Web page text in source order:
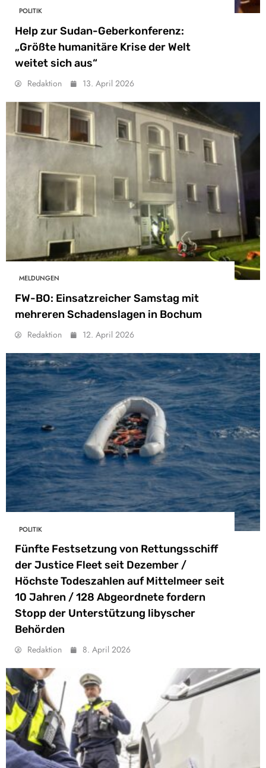
POLITIK
Help zur Sudan-Geberkonferenz:
„Größte humanitäre Krise der Welt
weitet sich aus“
Redaktion 13. April 2026
MELDUNGEN
FW-BO: Einsatzreicher Samstag mit
mehreren Schadenslagen in Bochum
Redaktion 12. April 2026
POLITIK
Fünfte Festsetzung von Rettungsschiff
der Justice Fleet seit Dezember /
Höchste Todeszahlen auf Mittelmeer seit
10 Jahren / 128 Abgeordnete fordern
Stopp der Unterstützung libyscher
Behörden
Redaktion 8. April 2026